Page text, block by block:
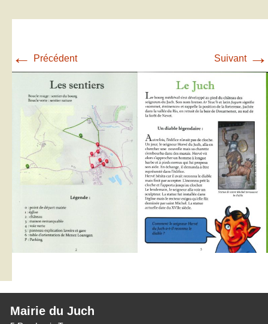
← Précédent Suivant →
Mairie du Juch